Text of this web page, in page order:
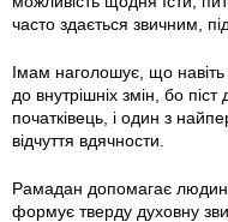
часто здається звичним,
Імам наголошує, що
до внутрішніх змін, бо
початківець, і один з
відчуття вдячности.
Рамадан допомагає
формує тверду духовну